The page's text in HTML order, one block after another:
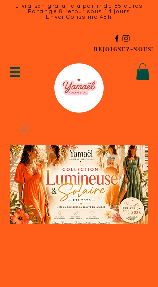
Livraison gratuite à partir de 85 euros
Échange & retour sous 14 jours
Envoi Colissimo 48h
REJOIGNEZ-NOUS!